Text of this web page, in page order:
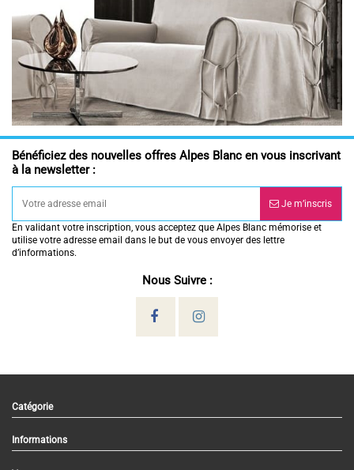
Bénéficiez des nouvelles offres Alpes Blanc en vous inscrivant
à la newsletter :
Je m’inscris
En validant votre inscription, vous acceptez que Alpes Blanc mémorise et
utilise votre adresse email dans le but de vous envoyer des lettre
d’informations.
Nous Suivre :
Catégorie
Informations